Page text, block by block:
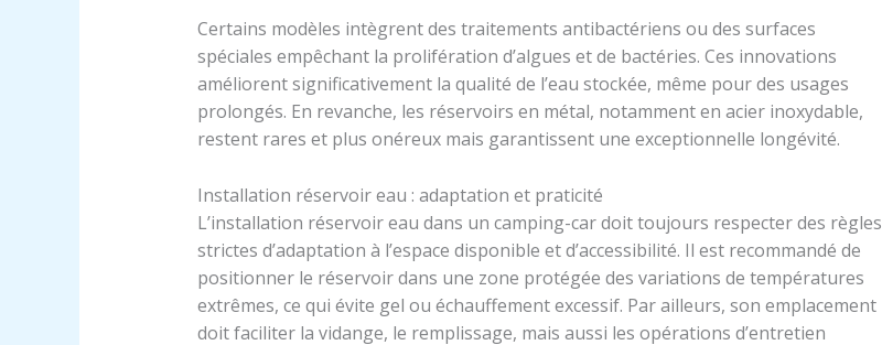
Certains modèles intègrent des traitements antibactériens ou des surfaces
spéciales empêchant la prolifération d’algues et de bactéries. Ces innovations
améliorent significativement la qualité de l’eau stockée, même pour des usages
prolongés. En revanche, les réservoirs en métal, notamment en acier inoxydable,
restent rares et plus onéreux mais garantissent une exceptionnelle longévité.
Installation réservoir eau : adaptation et praticité
L’installation réservoir eau dans un camping-car doit toujours respecter des règles
strictes d’adaptation à l’espace disponible et d’accessibilité. Il est recommandé de
positionner le réservoir dans une zone protégée des variations de températures
extrêmes, ce qui évite gel ou échauffement excessif. Par ailleurs, son emplacement
doit faciliter la vidange, le remplissage, mais aussi les opérations d’entretien